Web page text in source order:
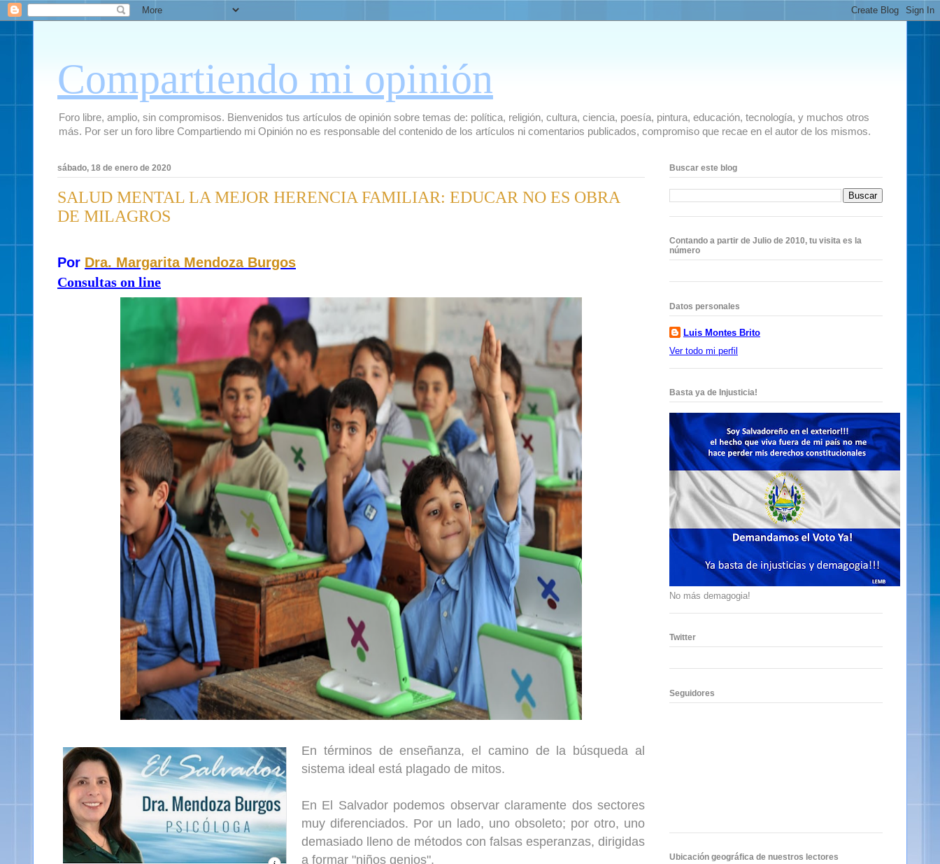
Compartiendo mi opinión
Foro libre, amplio, sin compromisos. Bienvenidos tus artículos de opinión sobre temas de: política, religión, cultura, ciencia, poesía, pintura, educación, tecnología, y muchos otros
más. Por ser un foro libre Compartiendo mi Opinión no es responsable del contenido de los artículos ni comentarios publicados, compromiso que recae en el autor de los mismos.
sábado, 18 de enero de 2020
SALUD MENTAL LA MEJOR HERENCIA FAMILIAR: EDUCAR NO ES OBRA
DE MILAGROS
Por Dra. Margarita Mendoza Burgos
Consultas on line
En términos de enseñanza, el camino de la búsqueda al
sistema ideal está plagado de mitos.
En El Salvador podemos observar claramente dos sectores
muy diferenciados. Por un lado, uno obsoleto; por otro, uno
demasiado lleno de métodos con falsas esperanzas, dirigidas
a formar "niños genios".
Buscar este blog
Contando a partir de Julio de 2010, tu visita es la
número
Datos personales
Luis Montes Brito
Ver todo mi perfil
Basta ya de Injusticia!
No más demagogia!
Twitter
Seguidores
Ubicación geográfica de nuestros lectores